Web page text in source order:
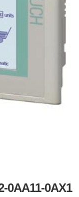
0AA11-0AX1